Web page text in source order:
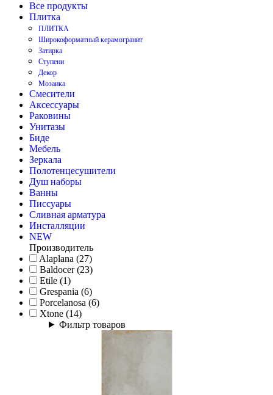
Все продукты
Плитка
ПЛИТКА
Широкоформатный керамогранит
Затирка
Ступени
Декор
Мозаика
Смесители
Аксессуары
Раковины
Унитазы
Биде
Мебель
Зеркала
Полотенцесушители
Душ наборы
Ванны
Писсуары
Сливная арматура
Инсталляции
NEW
Производитель
Alaplana (27)
Baldocer (23)
Etile (1)
Grespania (6)
Porcelanosa (6)
Xtone (14)
Фильтр товаров